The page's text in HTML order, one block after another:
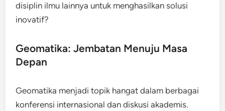
disiplin ilmu lainnya untuk menghasilkan solusi
inovatif?
Geomatika: Jembatan Menuju Masa
Depan
Geomatika menjadi topik hangat dalam berbagai
konferensi internasional dan diskusi akademis.